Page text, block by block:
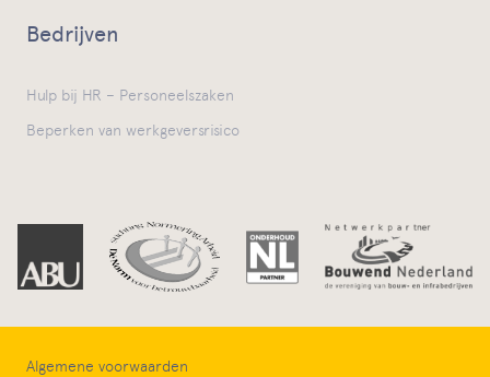
Bedrijven
Hulp bij HR – Personeelszaken
Beperken van werkgeversrisico
Algemene voorwaarden